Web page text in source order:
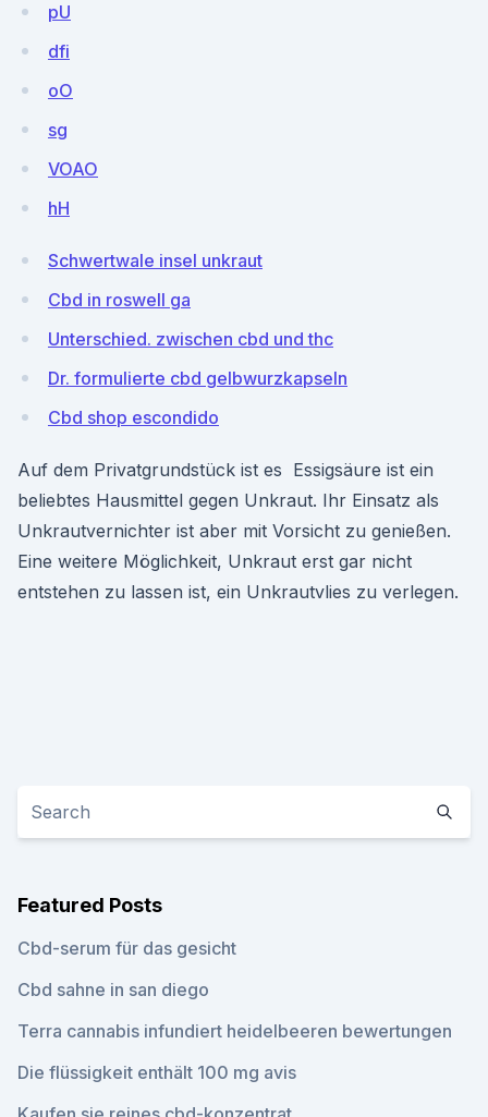
pU
dfi
oO
sg
VOAO
hH
Schwertwale insel unkraut
Cbd in roswell ga
Unterschied. zwischen cbd und thc
Dr. formulierte cbd gelbwurzkapseln
Cbd shop escondido
Auf dem Privatgrundstück ist es Essigsäure ist ein
beliebtes Hausmittel gegen Unkraut. Ihr Einsatz als
Unkrautvernichter ist aber mit Vorsicht zu genießen.
Eine weitere Möglichkeit, Unkraut erst gar nicht
entstehen zu lassen ist, ein Unkrautvlies zu verlegen.
Featured Posts
Cbd-serum für das gesicht
Cbd sahne in san diego
Terra cannabis infundiert heidelbeeren bewertungen
Die flüssigkeit enthält 100 mg avis